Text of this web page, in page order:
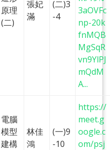
原理
(二)
張妃
滿
(二)3
-4
3aOVFc
np-20k
fnMQB
MgSqR
vn9YlPJ
mQdM
A...
電腦
模型
建構
林佳
鴻
(一)9
-10
https://
meet.g
oogle.c
om/psj